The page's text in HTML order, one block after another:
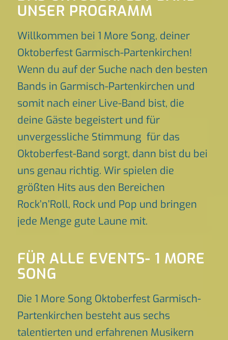
UNSER PROGRAMM
Willkommen bei 1 More Song, deiner
Oktoberfest Garmisch-Partenkirchen!
Wenn du auf der Suche nach den besten
Bands in Garmisch-Partenkirchen und
somit nach einer Live-Band bist, die
deine Gäste begeistert und für
unvergessliche Stimmung für das
Oktoberfest-Band sorgt, dann bist du bei
uns genau richtig. Wir spielen die
größten Hits aus den Bereichen
Rock’n’Roll, Rock und Pop und bringen
jede Menge gute Laune mit.
FÜR ALLE EVENTS- 1 MORE
SONG
Die 1 More Song Oktoberfest Garmisch-
Partenkirchen besteht aus sechs
talentierten und erfahrenen Musikern